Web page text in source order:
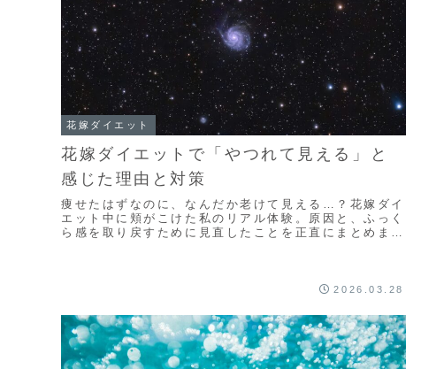
花嫁ダイエット
花嫁ダイエットで「やつれて見える」と
感じた理由と対策
痩せたはずなのに、なんだか老けて見える…？花嫁ダイ
エット中に頬がこけた私のリアル体験。原因と、ふっく
ら感を取り戻すために見直したことを正直にまとめまし
2026.03.28